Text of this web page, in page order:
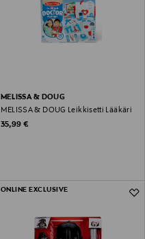
MELISSA & DOUG
MELISSA & DOUG Leikkisetti Lääkäri
Original Price
35,99 €
ONLINE EXCLUSIVE